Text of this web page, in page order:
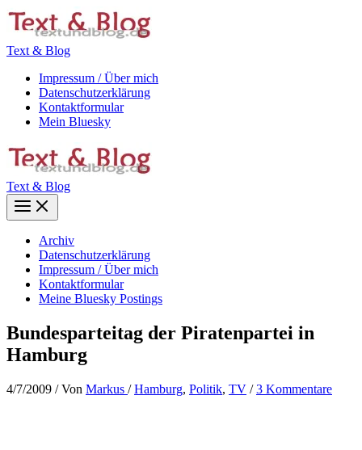
Zum
Inhalt
Text & Blog
Impressum / Über mich
Datenschutzerklärung
Kontaktformular
Mein Bluesky
Text & Blog
Main
Menu
Archiv
Datenschutzerklärung
Impressum / Über mich
Kontaktformular
Meine Bluesky Postings
Bundesparteitag der Piratenpartei in
Hamburg
4/7/2009 / Von Markus /Hamburg, Politik, TV /3 Kommentare